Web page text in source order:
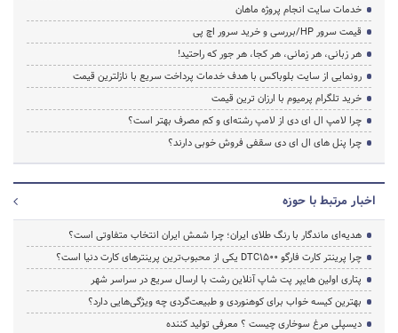
خدمات سایت انجام پروژه ماهان
قیمت سرور HP/بررسی و خرید سرور اچ پی
هر زبانی، هر زمانی، هر کجا، هر جور که راحتید!
رونمایی از سایت بلوباکس با هدف خدمات پرداخت سریع با نازلترین قیمت
خرید تلگرام پرمیوم با ارزان ترین قیمت
چرا لامپ ال ای دی از لامپ رشته‌ای و کم مصرف بهتر است؟
چرا پنل های ال ای دی سقفی فروش خوبی دارند؟
اخبار مرتبط با حوزه
هدیه‌ای ماندگار با رنگ طلای ایران؛ چرا شمش ایران انتخاب متفاوتی است؟
چرا پرینتر کارت فارگو DTC1500 یکی از محبوب‌ترین پرینترهای کارت دنیا است؟
پتاری اولین هایپر پت شاپ آنلاین رشت با ارسال سریع در سراسر شهر
بهترین کیسه خواب برای کوهنوردی و طبیعت‌گردی چه ویژگی‌هایی دارد؟
دیسپلی مرغ سوخاری چیست ؟ معرفی تولید کننده